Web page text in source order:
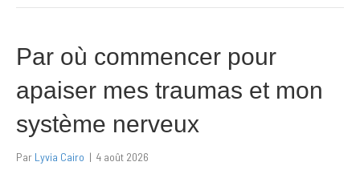
Par où commencer pour
apaiser mes traumas et mon
système nerveux
Par Lyvia Cairo | 4 août 2026